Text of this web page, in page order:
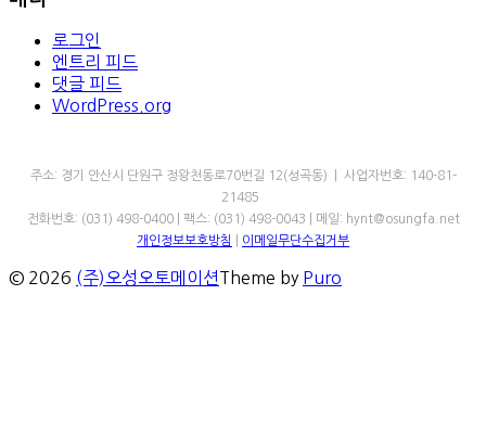
로그인
엔트리 피드
댓글 피드
WordPress.org
주소: 경기 안산시 단원구 정왕천동로70번길 12(성곡동) | 사업자번호: 140-81-
21485
전화번호: (031) 498-0400 | 팩스: (031) 498-0043 | 메일: hynt@osungfa.net
개인정보보호방침
이메일무단수집거부
© 2026 (주)오성오토메이션Theme by Puro